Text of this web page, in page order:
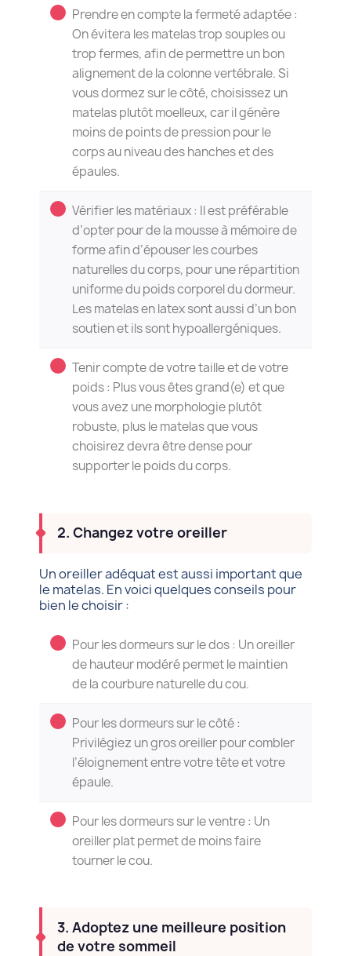
Prendre en compte la fermeté adaptée :
On évitera les matelas trop souples ou
trop fermes, afin de permettre un bon
alignement de la colonne vertébrale. Si
vous dormez sur le côté, choisissez un
matelas plutôt moelleux, car il génère
moins de points de pression pour le
corps au niveau des hanches et des
épaules.
Vérifier les matériaux : Il est préférable
d’opter pour de la mousse à mémoire de
forme afin d’épouser les courbes
naturelles du corps, pour une répartition
uniforme du poids corporel du dormeur.
Les matelas en latex sont aussi d’un bon
soutien et ils sont hypoallergéniques.
Tenir compte de votre taille et de votre
poids : Plus vous êtes grand(e) et que
vous avez une morphologie plutôt
robuste, plus le matelas que vous
choisirez devra être dense pour
supporter le poids du corps.
2. Changez votre oreiller
Un oreiller adéquat est aussi important que
le matelas. En voici quelques conseils pour
bien le choisir :
Pour les dormeurs sur le dos : Un oreiller
de hauteur modéré permet le maintien
de la courbure naturelle du cou.
Pour les dormeurs sur le côté :
Privilégiez un gros oreiller pour combler
l’éloignement entre votre tête et votre
épaule.
Pour les dormeurs sur le ventre : Un
oreiller plat permet de moins faire
tourner le cou.
3. Adoptez une meilleure position
de votre sommeil